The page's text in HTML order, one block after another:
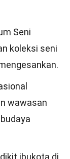
Seni
koleksi seni
wawasan
ibukota di